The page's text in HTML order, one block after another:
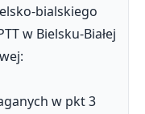
bialskiego
w Bielsku-Białej
w pkt 3